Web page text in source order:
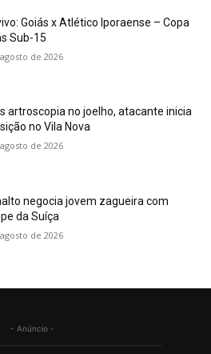
Goiás x Atlético Iporaense – Copa
Sub-15
de 2026
artroscopia no joelho, atacante inicia
no Vila Nova
de 2026
negocia jovem zagueira com
da Suíça
de 2026
- Anúncio -